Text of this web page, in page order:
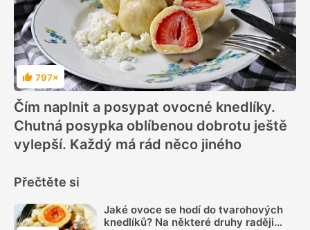
Hodnocení
797×
Čím naplnit a posypat ovocné knedlíky.
Chutná posypka oblíbenou dobrotu ještě
vylepší. Každý má rád něco jiného
Přečtěte si
Jaké ovoce se hodí do tvarohových
knedlíků? Na některé druhy raději